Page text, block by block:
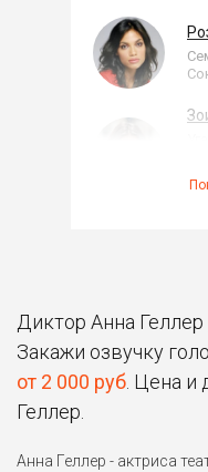
Диктор Анна
Закажи озвучку
от 2 000 руб . Цена
Геллер.
Анна Геллер - актриса